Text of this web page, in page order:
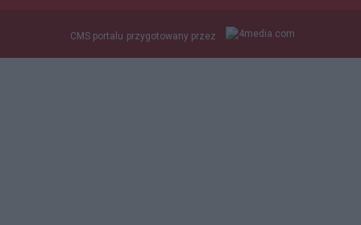
CMS portalu przygotowany przez